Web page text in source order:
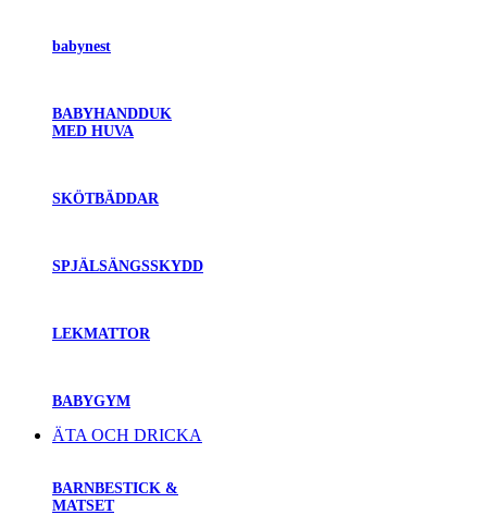
babynest
BABYHANDDUK
MED HUVA
SKÖTBÄDDAR
SPJÄLSÄNGSSKYDD
LEKMATTOR
BABYGYM
ÄTA OCH DRICKA
BARNBESTICK &
MATSET